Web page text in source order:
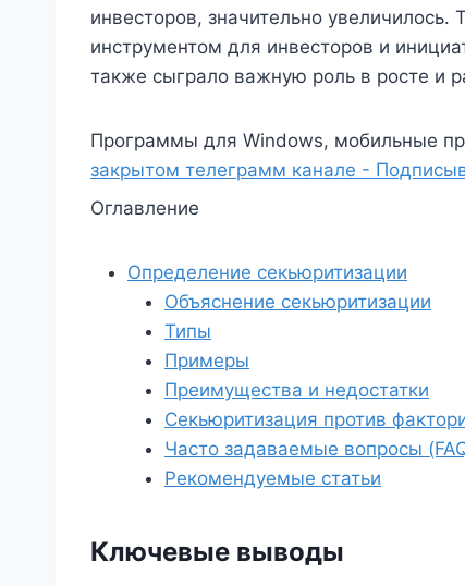
инвесторов, значительно
инструментом для инвесторов и
также сыграло важную роль в росте и
Программы для Windows, мобильные
закрытом телеграмм канале -
Оглавление
Определение секьюритизации
Объяснение секьюритизации
Типы
Примеры
Преимущества и недостатки
Секьюритизация против
Часто задаваемые вопросы
Рекомендуемые статьи
Ключевые выводы